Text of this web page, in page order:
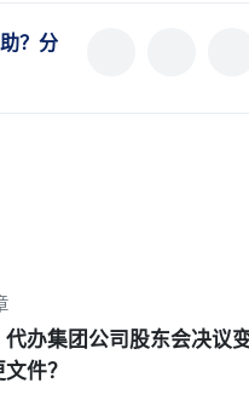
？分
代办集团公司股东会决议
件？